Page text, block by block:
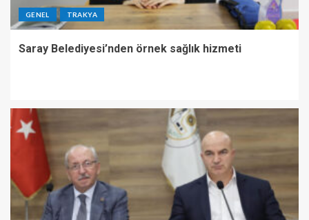
GENEL TRAKYA
Saray Belediyesi’nden örnek sağlık hizmeti